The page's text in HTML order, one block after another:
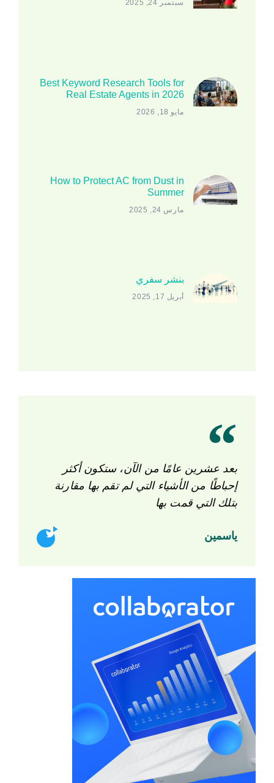
سبتمبر 24, 2025
Best Keyword Research Tools for
Real Estate Agents in 2026
مايو 18, 2026
How to Protect AC from Dust in
Summer
مارس 24, 2025
بنشر سفري
أبريل 17, 2025
بعد عشرين عامًا من الآن، ستكون أكثر
إحباطًا من الأشياء التي لم تقم بها مقارنة
بتلك التي قمت بها
ياسمين